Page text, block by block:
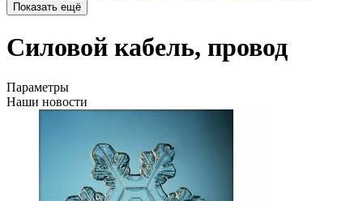
Показать ещё
Силовой кабель, провод
Параметры
Наши новости